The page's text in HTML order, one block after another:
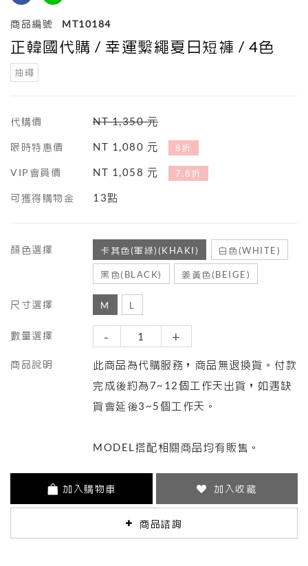
商品編號 MT10184
正韓國代購 / 幸運繫繩夏日短褲 / 4色
抽繩
代購價 NT 1,350 元
限時特惠價 NT 1,080 元 8折
VIP會員價 NT 1,058 元 7.8折
可獲得購物金 13點
顏色選擇 卡其色(軍綠)(KHAKI) 白色(WHITE)
黑色(BLACK) 姜黃色(BEIGE)
尺寸選擇 M L
數量選擇 - +
商品說明
此商品為代購服務，商品無退換貨。付款
完成後約為7~12個工作天出貨，如遇缺
貨會延後3~5個工作天。
MODEL搭配相關商品均有販售。
加入購物車 加入收藏
商品諮詢